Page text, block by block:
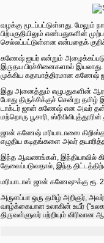
வழக்கு மூடப்பட்டுள்ளது. மேலும்
பிற்பகுதியிலும் எண்பதுகளின்
செல்லப்பட்டுள்ளன என்பதைக்
கணேஷ் ஐயர் என்றும்
இருதய பிரச்சினைகளால்
முக்கிய கதாபாத்திரமான கணேஷ்
இது அனைத்தும் எழுபதுகளின்
போது திருச்சிக்குச் சென்று
டாக்டர் ஜான் கணேஷ் என அவர் தன்னை
மற்றொரு பூசாரி,
ஜான் கணேஷ் மரியாடாஸை
எழுதிய கடிதங்களை அவர்
இந்த ஆவணங்கள், இந்தியாவில்
தேவைப்படுவதால், இந்த
மரியாடாஸ் ஜான் கணேஷுக்கு ரூ.
அருளப்பா ஒரு தமிழ் அறிஞர்,
வாழ்க்கையான உலாகின் உயீர்
திருவள்ளுவர் பற்றியும் விரிவான